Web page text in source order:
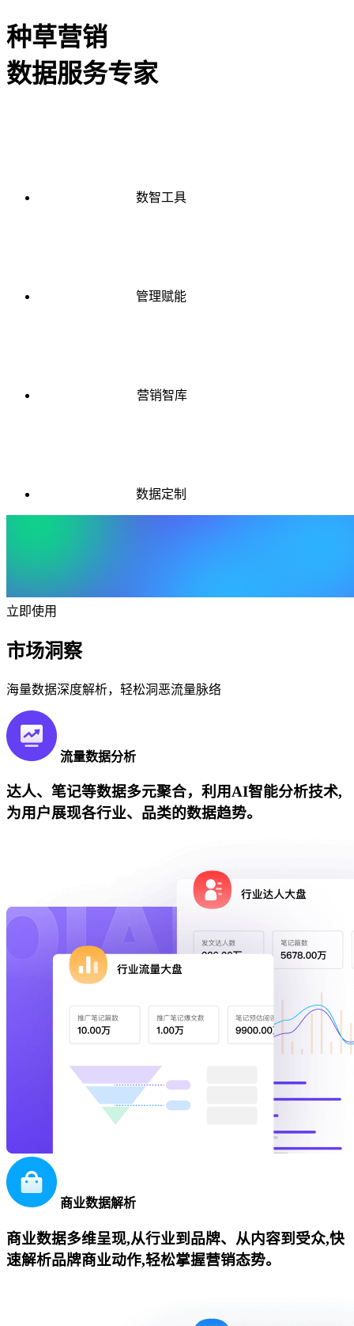
种草营销
数据服务专家
数智工具
管理赋能
营销智库
数据定制
立即使用
市场洞察
海量数据深度解析，轻松洞恶流量脉络
流量数据分析
达人、笔记等数据多元聚合，利用AI智能分析技术,
为用户展现各行业、品类的数据趋势。
商业数据解析
商业数据多维呈现,从行业到品牌、从内容到受众,快
速解析品牌商业动作,轻松掌握营销态势。